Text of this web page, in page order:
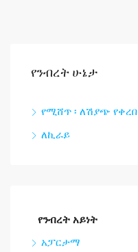
የንብረት ሁኔታ
የሚሸጥ ፡ ለሽያጭ የቀረበ
ለኪራይ
የንብረት አይነት
አፓርታማ